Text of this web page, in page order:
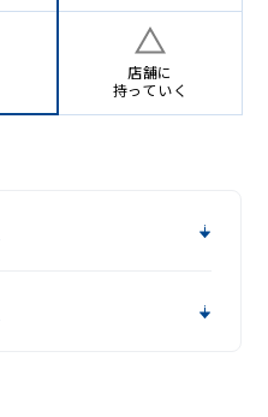
店舗に
持っていく